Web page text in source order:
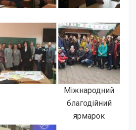
Міжнародний
благодійний
ярмарок